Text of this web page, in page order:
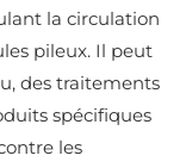
la circulation
pileux. Il peut
des traitements
spécifiques
les